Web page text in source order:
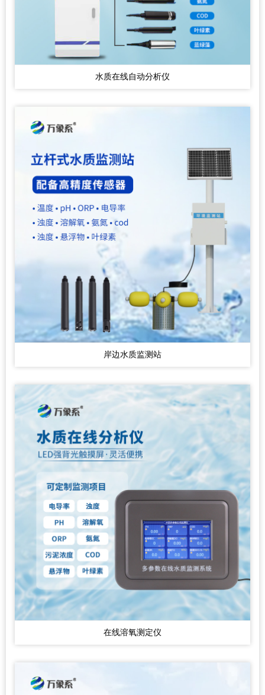
水质在线自动分析仪
岸边水质监测站
在线溶氧测定仪